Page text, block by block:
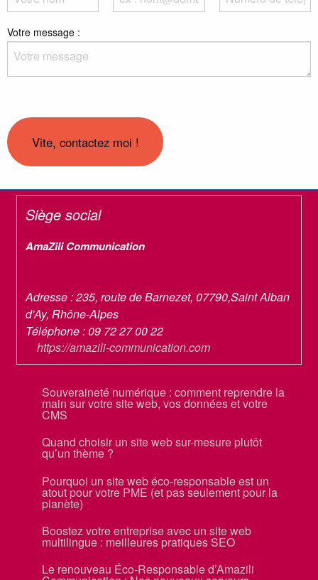
Sujet :
Votre message :
Siège social
AmaZili Communication
Adresse :235, route de Barnezet,07790,Saint Alban
d'Ay,Rhône-Alpes
Téléphone :09 72 27 00 22
https://amazili-communication.com
Souveraineté numérique : comment reprendre la
main sur votre site web, vos données et votre
CMS
Quand choisir un site web sur-mesure plutôt
qu’un thème ?
Pourquoi un site web éco-responsable est un
atout pour votre PME (et pas seulement pour la
planète)
Boostez votre entreprise avec un site web
multilingue : meilleures pratiques SEO
Le renouveau Éco-Responsable d’Amazili